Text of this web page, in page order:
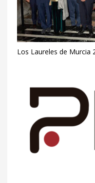
Los Laureles de Murcia